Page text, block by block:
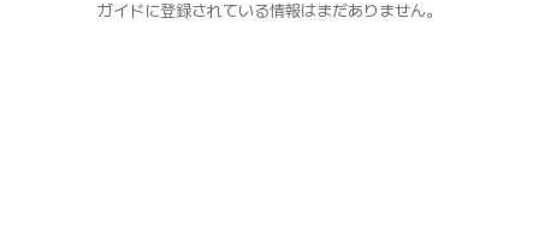
ガイドに登録されている情報はまだありません。